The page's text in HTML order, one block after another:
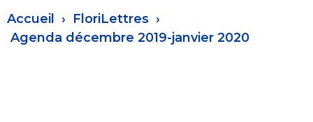
Fil
d'Ariane
Accueil
FloriLettres
Agenda décembre 2019-janvier 2020